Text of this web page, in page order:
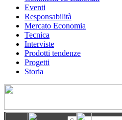
Eventi
Responsabilità
Mercato Economia
Tecnica
Interviste
Prodotti tendenze
Progetti
Storia